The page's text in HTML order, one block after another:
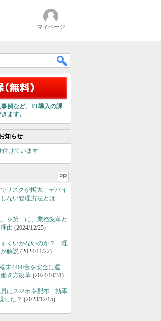
マイページ
例など、IT導入の課
ます。
知らせ
付けています
PR
リスクが拡大、デバイ
ない管理方法とは
を第一に、業務変革と
由 (2024/12/25)
くいかないのか？ 理
解説 (2024/11/22)
末4400台を安全に運
き方改革 (2024/10/31)
員にスマホを配布 効率
した？ (2023/12/15)